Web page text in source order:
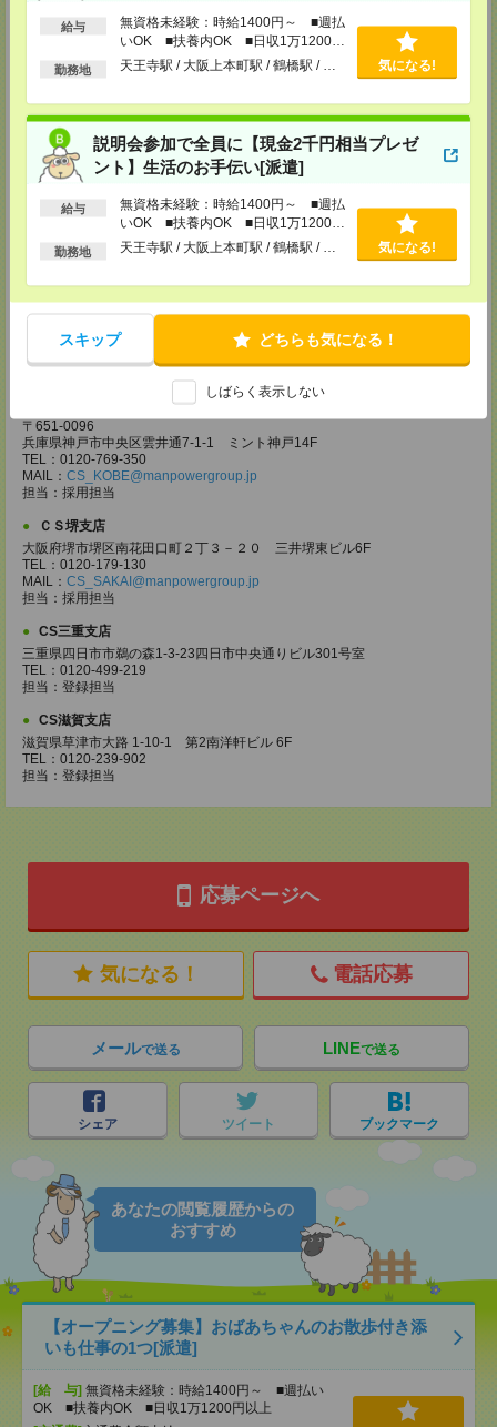
給与
無資格未経験：時給1400円～ ■週払
いOK ■扶養内OK ■日収1万1200円
以上
勤務地 天王寺駅 / 大阪上本町駅 / 鶴橋駅 / … 気になる!
説明会参加で全員に【現金2千円相当プレゼ
ント】生活のお手伝い[派遣]
給与
無資格未経験：時給1400円～ ■週払
いOK ■扶養内OK ■日収1万1200円
以上
勤務地 天王寺駅 / 大阪上本町駅 / 鶴橋駅 / … 気になる!
スキップ どちらも気になる！
しばらく表示しない
大阪府大阪市北区堂島2-2-2 近鉄堂島ビル11ＦMAP
担当：採用担当
CS難波支店
〒542-0076
大阪市中央区難波 2-2-3 御堂筋グランドビル 3F
TEL：0120-923-052
CS_NANBA@manpowergroup.jp
担当：採用担当
CS京都支店
〒600-8008
京都府京都市下京区四条通烏丸東入ル長刀鉾町 8 京都三井ビル 6F
TEL：0120-923-052
担当：採用担当
〒651-0096
兵庫県神戸市中央区雲井通7-1-1 ミント神戸14F
TEL：0120-769-350
MAIL： CS_KOBE@manpowergroup.jp
担当：採用担当
ＣＳ堺支店
大阪府堺市堺区南花田口町２丁３－２０ 三井堺東ビル6F
TEL：0120-179-130
MAIL： CS_SAKAI@manpowergroup.jp
担当：採用担当
CS三重支店
三重県四日市市鵜の森1-3-23四日市中央通りビル301号室
TEL：0120-499-219
担当：登録担当
CS滋賀支店
滋賀県草津市大路 1-10-1 第2南洋軒ビル 6F
TEL：0120-239-902
担当：登録担当
応募ページへ
気になる！ 電話応募
メールで送る LINEで送る
シェア ツイート ブックマーク
あなたの閲覧履歴からの
おすすめ
【オープニング募集】おばあちゃんのお散歩付き添
いも仕事の1つ[派遣]
[給 与] 無資格未経験：時給1400円～ ■週払い
OK ■扶養内OK ■日収1万1200円以上